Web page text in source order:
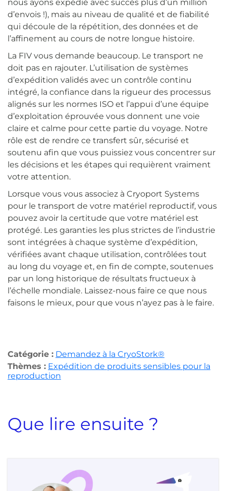
nous ayons expédié avec succès plus d’un million
d’envois !), mais au niveau de qualité et de fiabilité
qui découle de la répétition, des données et de
l’affinement au cours de notre longue histoire.
La FIV vous demande beaucoup. Le transport ne
doit pas en rajouter. L’utilisation de systèmes
d’expédition validés avec un contrôle continu
intégré, la confiance dans la rigueur des processus
alignés sur les normes ISO et l’appui d’une équipe
d’exploitation éprouvée vous donnent une voie
claire et calme pour cette partie du voyage. Notre
rôle est de rendre ce transfert sûr, sécurisé et
soutenu afin que vous puissiez vous concentrer sur
les décisions et les étapes qui requièrent vraiment
votre attention.
Lorsque vous vous associez à Cryoport Systems
pour le transport de votre matériel reproductif, vous
pouvez avoir la certitude que votre matériel est
protégé. Les garanties les plus strictes de l’industrie
sont intégrées à chaque système d’expédition,
vérifiées avant chaque utilisation, contrôlées tout
au long du voyage et, en fin de compte, soutenues
par un long historique de résultats fructueux à
l’échelle mondiale. Laissez-nous faire ce que nous
faisons le mieux, pour que vous n’ayez pas à le faire.
Catégorie : Demandez à la CryoStork®
Thèmes : Expédition de produits sensibles pour la
reproduction
Que lire ensuite ?